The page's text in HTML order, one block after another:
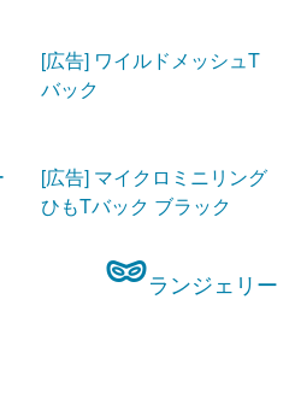
[広告] ワイルドメッシュT
バック
[広告] マイクロミニリング
ひもTバック ブラック
ランジェリー